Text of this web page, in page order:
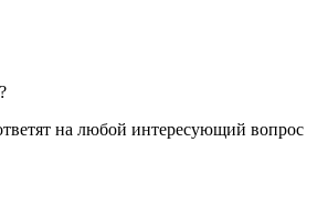
на любой интересующий вопрос